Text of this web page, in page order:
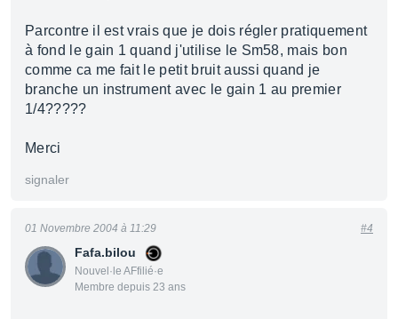
Parcontre il est vrais que je dois régler pratiquement
à fond le gain 1 quand j'utilise le Sm58, mais bon
comme ca me fait le petit bruit aussi quand je
branche un instrument avec le gain 1 au premier
1/4?????
Merci
signaler
Fafa.bilou
Nouvel·le AFfilié·e
Membre depuis 23 ans
01 Novembre 2004 à 11:29 #4